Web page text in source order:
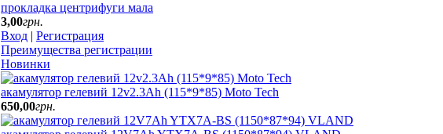
прокладка центрифуги мала
3,00грн.
Вход | Регистрация
Преимущества регистрации
Новинки
акамулятор гелевий 12v2.3Ah (115*9*85) Moto Tech
650,00грн.